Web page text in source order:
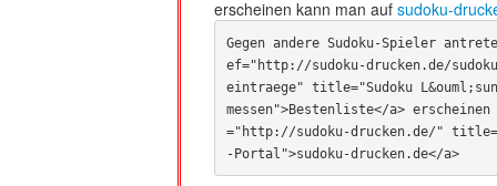
erscheinen kann man auf sudoku-
Gegen andere Sudoku-Spieler
ef="http://sudoku-drucken.de/
eintraege" title="Sudoku
messen">Bestenliste</a>
="http://sudoku-drucken.de/"
-Portal">sudoku-drucken.de</a>